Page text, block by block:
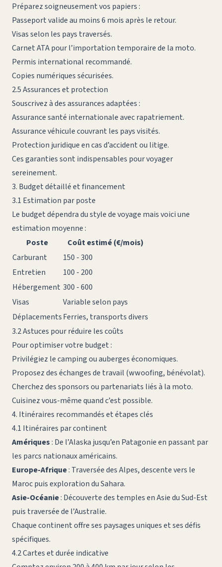
Préparez soigneusement vos papiers :
Passeport valide au moins 6 mois après le retour.
Visas selon les pays traversés.
Carnet ATA pour l’importation temporaire de la moto.
Permis international recommandé.
Copies numériques sécurisées.
2.5 Assurances et protection
Souscrivez à des assurances adaptées :
Assurance santé internationale avec rapatriement.
Assurance véhicule couvrant les pays visités.
Protection juridique en cas d’accident ou litige.
Ces garanties sont indispensables pour voyager
sereinement.
3. Budget détaillé et financement
3.1 Estimation par poste
Le budget dépendra du style de voyage mais voici une
estimation moyenne :
Poste
Coût estimé (€/mois)
Carburant
150 - 300
Entretien
100 - 200
Hébergement 300 - 600
Visas
Variable selon pays
DéplacementsFerries, transports divers
3.2 Astuces pour réduire les coûts
Pour optimiser votre budget :
Privilégiez le camping ou auberges économiques.
Proposez des échanges de travail (wwoofing, bénévolat).
Cherchez des sponsors ou partenariats liés à la moto.
Cuisinez vous-même quand c’est possible.
4. Itinéraires recommandés et étapes clés
4.1 Itinéraires par continent
Amériques: De l’Alaska jusqu’en Patagonie en passant par
les parcs nationaux américains.
Europe-Afrique: Traversée des Alpes, descente vers le
Maroc puis exploration du Sahara.
Asie-Océanie: Découverte des temples en Asie du Sud-Est
puis traversée de l’Australie.
Chaque continent offre ses paysages uniques et ses défis
spécifiques.
4.2 Cartes et durée indicative